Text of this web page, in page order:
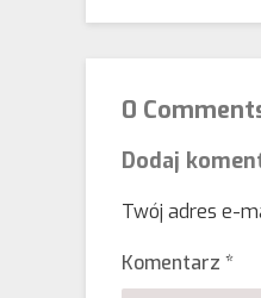
0
Dodaj
Twój adres e-
Komentarz *